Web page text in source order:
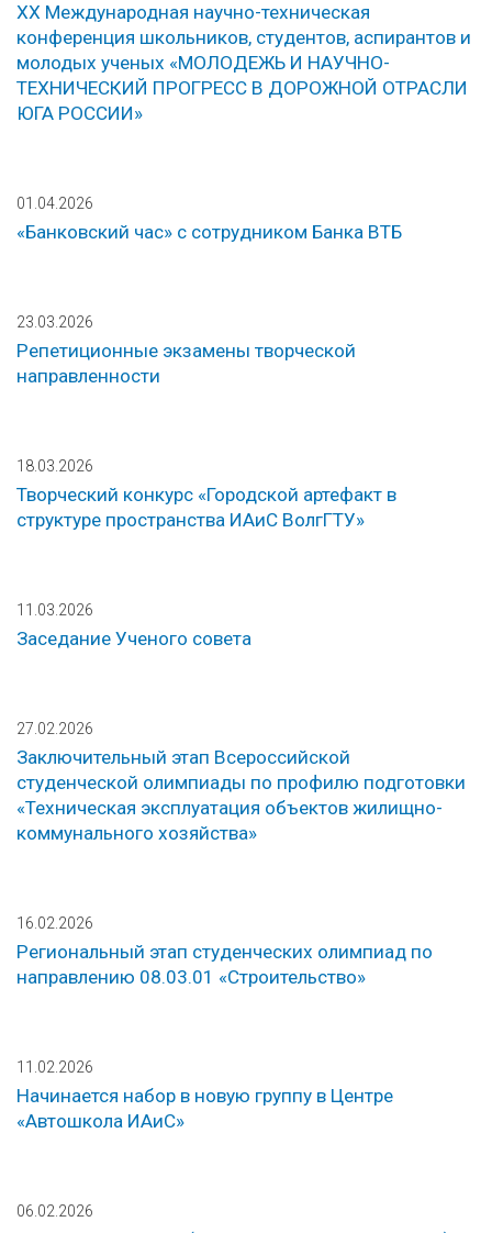
ХХ Международная научно-техническая
конференция школьников, студентов, аспирантов и
молодых ученых «МОЛОДЕЖЬ И НАУЧНО-
ТЕХНИЧЕСКИЙ ПРОГРЕСС В ДОРОЖНОЙ ОТРАСЛИ
ЮГА РОССИИ»
01.04.2026
«Банковский час» с сотрудником Банка ВТБ
23.03.2026
Репетиционные экзамены творческой
направленности
18.03.2026
Творческий конкурс «Городской артефакт в
структуре пространства ИАиС ВолгГТУ»
11.03.2026
Заседание Ученого совета
27.02.2026
Заключительный этап Всероссийской
студенческой олимпиады по профилю подготовки
«Техническая эксплуатация объектов жилищно-
коммунального хозяйства»
16.02.2026
Региональный этап студенческих олимпиад по
направлению 08.03.01 «Строительство»
11.02.2026
Начинается набор в новую группу в Центре
«Автошкола ИАиС»
06.02.2026